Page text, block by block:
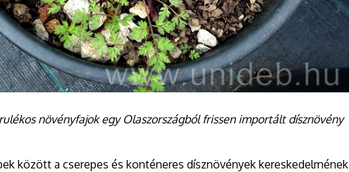
növényfajok egy Olaszországból frissen importált dísznövény
között a cserepes és konténeres dísznövények kereskedelmének